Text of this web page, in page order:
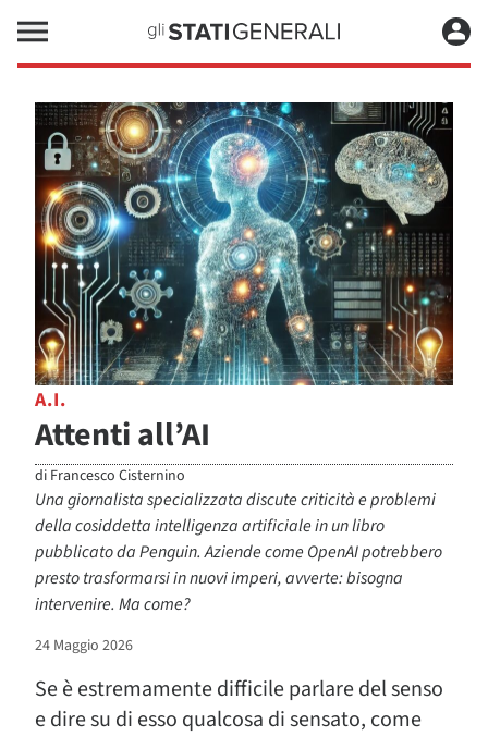
A.I.
Attenti all’AI
di Francesco Cisternino
Una giornalista specializzata discute criticità e problemi
della cosiddetta intelligenza artificiale in un libro
pubblicato da Penguin. Aziende come OpenAI potrebbero
presto trasformarsi in nuovi imperi, avverte: bisogna
intervenire. Ma come?
24 Maggio 2026
Se è estremamente difficile parlare del senso
e dire su di esso qualcosa di sensato, come